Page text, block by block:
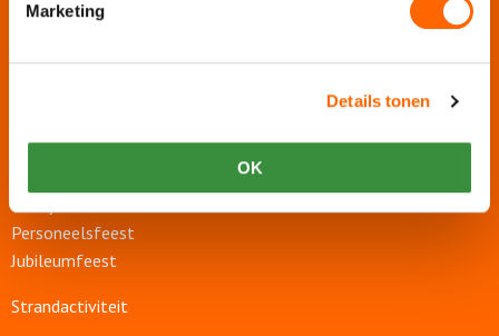
Marketing
Details tonen
OK
Rondvaart
Bedrijfsfeest
Personeelsfeest
Jubileumfeest
Strandactiviteit